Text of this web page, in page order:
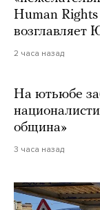
Human
возглавляет
2 часа назад
На ютьюбе
община»
3 часа назад